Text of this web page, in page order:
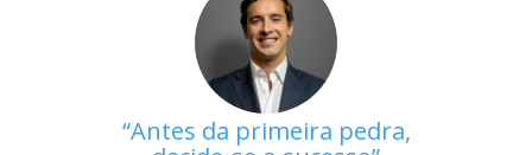
Antes da primeira pedra,